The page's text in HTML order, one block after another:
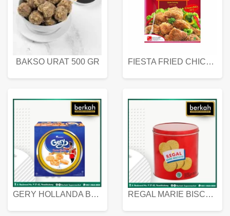
BAKSO URAT 500 GR FIESTA FRIED CHICKEN 500 GR
GERY HOLLANDA BUTTER COOKIES 450 GRAM REGAL MARIE BISCUIT KALENG 550 GRAM